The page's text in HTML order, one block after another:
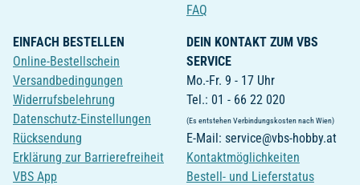
FAQ
EINFACH BESTELLEN
Online-Bestellschein
Versandbedingungen
Widerrufsbelehrung
Datenschutz-Einstellungen
Rücksendung
Erklärung zur Barrierefreiheit
VBS App
DEIN KONTAKT ZUM VBS
SERVICE
Mo.-Fr. 9 - 17 Uhr
Tel.: 01 - 66 22 020
(Es entstehen Verbindungskosten nach Wien)
E-Mail: service@vbs-hobby.at
Kontaktmöglichkeiten
Bestell- und Lieferstatus